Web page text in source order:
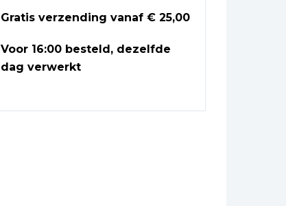
Gratis verzending vanaf € 25,00
Voor 16:00 besteld, dezelfde
dag verwerkt